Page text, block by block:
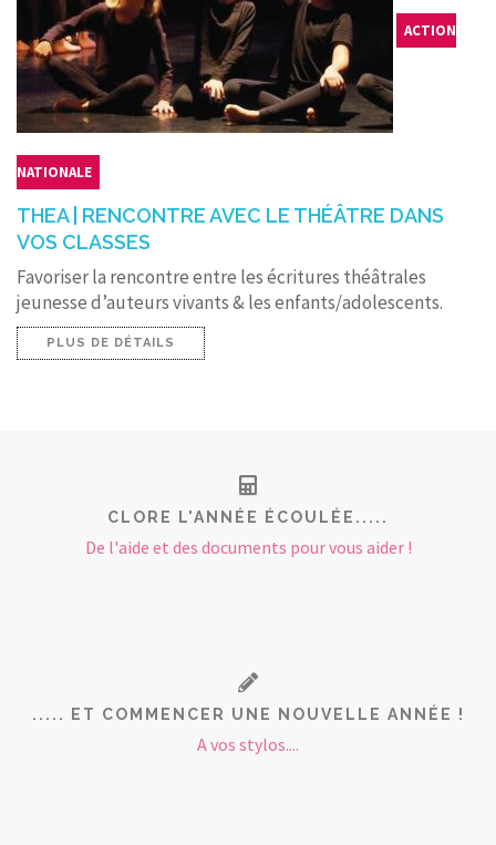
ACTION
NATIONALE
THEA | RENCONTRE AVEC LE THÉÂTRE DANS
VOS CLASSES
Favoriser la rencontre entre les écritures théâtrales
jeunesse d’auteurs vivants & les enfants/adolescents.
PLUS DE DÉTAILS
CLORE L'ANNÉE ÉCOULÉE.....
De l'aide et des documents pour vous aider !
..... ET COMMENCER UNE NOUVELLE ANNÉE !
A vos stylos....